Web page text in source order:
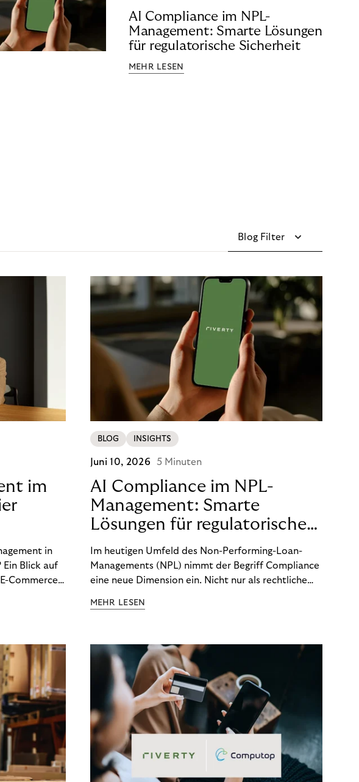
AI Compliance im NPL-
Management: Smarte Lösungen
für regulatorische Sicherheit
MEHR LESEN
Blog Filter
im
in
Ein Blick auf
Commerce
BLOG INSIGHTS
Juni 10, 2026 5 Minuten
AI Compliance im NPL-
Management: Smarte
Lösungen für regulatorische
Sicherheit
Im heutigen Umfeld des Non-Performing-Loan-
Managements (NPL) nimmt der Begriff Compliance
eine neue Dimension ein. Nicht nur als rechtliche
Wettbewerbsvorteil. In einem Umfeld steigender
(DSGVO) – geraten viele Unternehmen an die
Grenzen traditioneller Compliance-Mechanismen.
MEHR LESEN